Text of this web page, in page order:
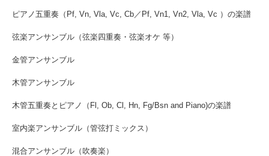
ピアノ五重奏（Pf, Vn, Vla, Vc, Cb／Pf, Vn1, Vn2, Vla, Vc ）の楽譜
弦楽アンサンブル（弦楽四重奏・弦楽オケ 等）
金管アンサンブル
木管アンサンブル
木管五重奏とピアノ（Fl, Ob, Cl, Hn, Fg/Bsn and Piano)の楽譜
室内楽アンサンブル（管弦打ミックス）
混合アンサンブル（吹奏楽）